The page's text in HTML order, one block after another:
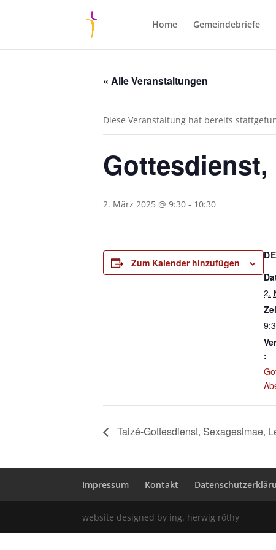
Home Gemeindebriefe
« Alle Veranstaltungen
Diese Veranstaltung hat bereits
2. März 2025 @ 9:30 - 10:30
Zum Kalender hinzufügen
2.
:
Taizé-Gottesdienst, Sexagesimae,
Impressum Kontakt
website designed by ing. herwig röthy